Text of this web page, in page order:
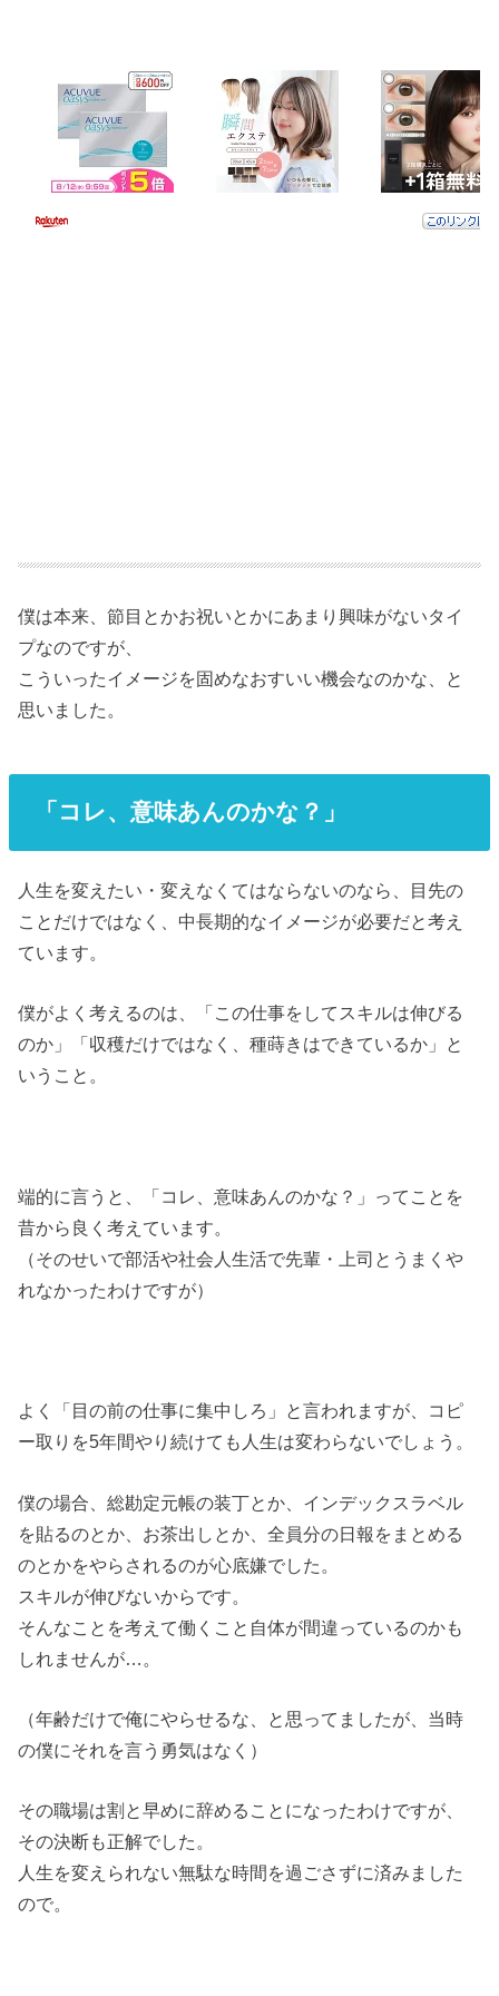
僕は本来、節目とかお祝いとかにあまり興味がないタイ
プなのですが、
こういったイメージを固めなおすいい機会なのかな、と
思いました。
「コレ、意味あんのかな？」
人生を変えたい・変えなくてはならないのなら、目先の
ことだけではなく、中長期的なイメージが必要だと考え
ています。
僕がよく考えるのは、「この仕事をしてスキルは伸びる
のか」「収穫だけではなく、種蒔きはできているか」と
いうこと。
端的に言うと、「コレ、意味あんのかな？」ってことを
昔から良く考えています。
（そのせいで部活や社会人生活で先輩・上司とうまくや
れなかったわけですが）
よく「目の前の仕事に集中しろ」と言われますが、コピ
ー取りを5年間やり続けても人生は変わらないでしょう。
僕の場合、総勘定元帳の装丁とか、インデックスラベル
を貼るのとか、お茶出しとか、全員分の日報をまとめる
のとかをやらされるのが心底嫌でした。
スキルが伸びないからです。
そんなことを考えて働くこと自体が間違っているのかも
しれませんが…。
（年齢だけで俺にやらせるな、と思ってましたが、当時
の僕にそれを言う勇気はなく）
その職場は割と早めに辞めることになったわけですが、
その決断も正解でした。
人生を変えられない無駄な時間を過ごさずに済みました
ので。